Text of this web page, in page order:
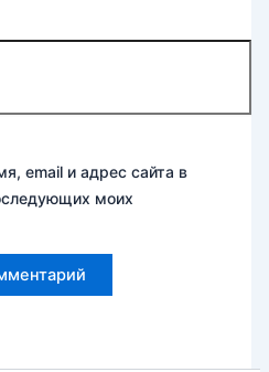
email и адрес сайта в
моих